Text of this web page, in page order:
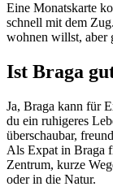
Eine Monatskarte
schnell mit dem
wohnen willst, aber
Ist Braga
Ja, Braga kann für
du ein ruhigeres
überschaubar,
Als Expat in Braga
Zentrum, kurze
oder in die Natur.